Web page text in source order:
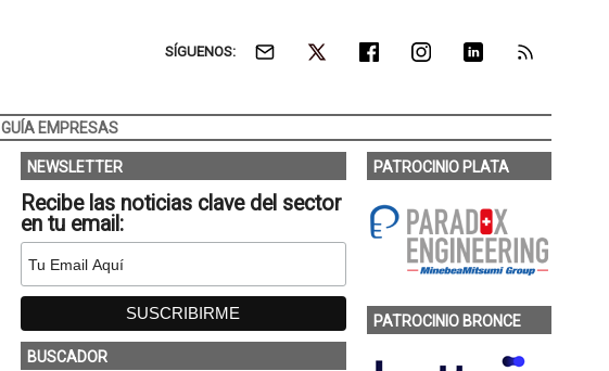
SÍGUENOS:
GUÍA EMPRESAS
NEWSLETTER
Recibe las noticias clave del sector
en tu email:
BUSCADOR
PATROCINIO PLATA
PATROCINIO BRONCE